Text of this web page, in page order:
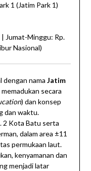
1 (Jatim Park 1)
Jumat-Minggu: Rp.
Nasional)
dengan nama Jatim
secara
) dan konsep
dan waktu.
2 Kota Batu serta
dalam area ±11
permukaan laut.
kenyamanan dan
menjadi latar